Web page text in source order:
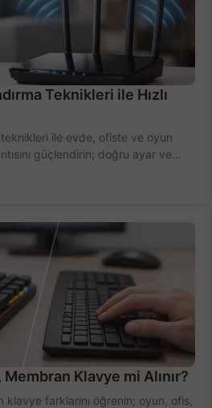
Teknikleri ile Hızlı
teknikleri ile evde, ofiste ve oyun
güçlendirin; doğru ayar ve
Klavye mi Alınır?
farklarını öğrenin; oyun, ofis,